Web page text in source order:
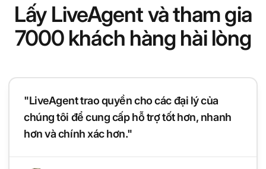
Lấy LiveAgent và tham gia
7000 khách hàng hài lòng
"LiveAgent trao quyền cho các đại lý của
chúng tôi để cung cấp hỗ trợ tốt hơn, nhanh
hơn và chính xác hơn."